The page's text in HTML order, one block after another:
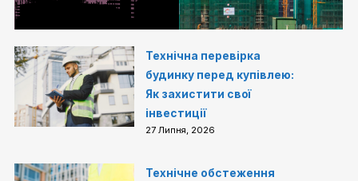
Технічна перевірка
будинку перед купівлею:
Як захистити свої
інвестиції
27 Липня, 2026
Технічне обстеження